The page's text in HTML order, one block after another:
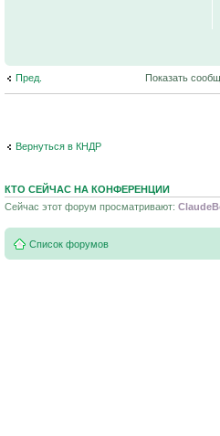
Пред. Показать
Вернуться в КНДР
КТО СЕЙЧАС НА КОНФЕРЕНЦИИ
Сейчас этот форум просматривают:
Список форумов